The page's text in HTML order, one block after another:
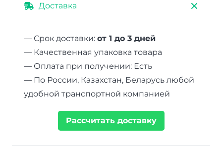
Доставка
— Срок доставки: от 1 до 3 дней
— Качественная упаковка товара
— Оплата при получении: Есть
— По России, Казахстан, Беларусь любой
удобной транспортной компанией
Рассчитать доставку